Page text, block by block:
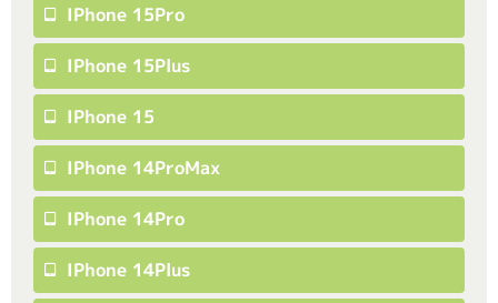
IPhone 15Pro
IPhone 15Plus
IPhone 15
IPhone 14ProMax
IPhone 14Pro
IPhone 14Plus